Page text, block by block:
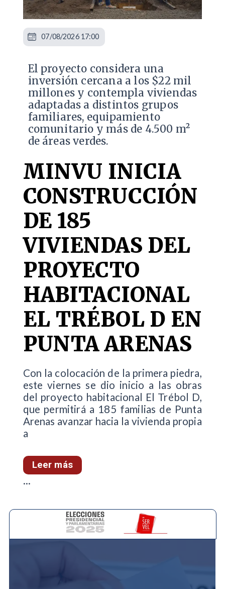
El proyecto considera una
inversión cercana a los $22 mil
millones y contempla viviendas
adaptadas a distintos grupos
familiares, equipamiento
comunitario y más de 4.500 m²
de áreas verdes.
MINVU INICIA
CONSTRUCCIÓN
DE 185
VIVIENDAS DEL
PROYECTO
HABITACIONAL
EL TRÉBOL D EN
PUNTA ARENAS
Con la colocación de la primera piedra,
este viernes se dio inicio a las obras
del proyecto habitacional El Trébol D,
que permitirá a 185 familias de Punta
Arenas avanzar hacia la vivienda propia
a
Leer más
07/08/2026 17:00
...